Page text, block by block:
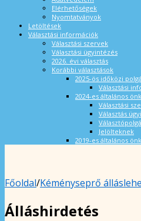
Elérhetőségek
Nyomtatványok
Letöltések
Választási információk
Választási szervek
Választási ügyintézés
2026. évi választás
Korábbi választások
2025-ös időközi
Választási
2024-es általános
Választási
Választás
Jelölteknek
2019-es általános
Főoldal/Kéményseprő
Álláshirdetés